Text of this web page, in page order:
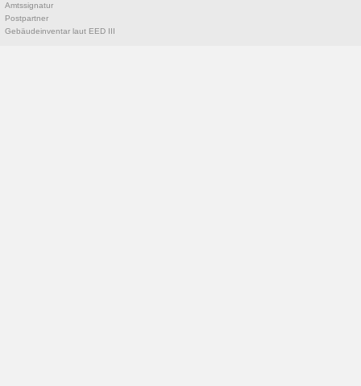
Amtssignatur
Postpartner
Gebäudeinventar laut EED III